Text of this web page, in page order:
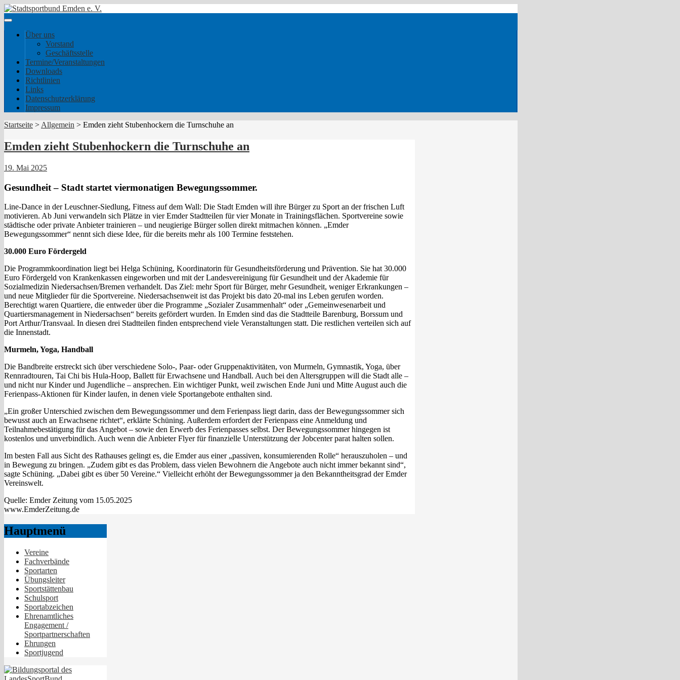
Über uns
Vorstand
Geschäftsstelle
Termine/Veranstaltungen
Downloads
Richtlinien
Links
Datenschutzerklärung
Impressum
Startseite > Allgemein > Emden zieht Stubenhockern die Turnschuhe an
Emden zieht Stubenhockern die Turnschuhe an
19. Mai 2025
Gesundheit – Stadt startet viermonatigen Bewegungssommer.
Line-Dance in der Leuschner-Siedlung, Fitness auf dem Wall: Die Stadt Emden will ihre Bürger zu Sport an der frischen Luft
motivieren. Ab Juni verwandeln sich Plätze in vier Emder Stadtteilen für vier Monate in Trainingsflächen. Sportvereine sowie
städtische oder private Anbieter trainieren – und neugierige Bürger sollen direkt mitmachen können. „Emder
Bewegungssommer“ nennt sich diese Idee, für die bereits mehr als 100 Termine feststehen.
30.000 Euro Fördergeld
Die Programmkoordination liegt bei Helga Schüning, Koordinatorin für Gesundheitsförderung und Prävention. Sie hat 30.000
Euro Fördergeld von Krankenkassen eingeworben und mit der Landesvereinigung für Gesundheit und der Akademie für
Sozialmedizin Niedersachsen/Bremen verhandelt. Das Ziel: mehr Sport für Bürger, mehr Gesundheit, weniger Erkrankungen –
und neue Mitglieder für die Sportvereine. Niedersachsenweit ist das Projekt bis dato 20-mal ins Leben gerufen worden.
Berechtigt waren Quartiere, die entweder über die Programme „Sozialer Zusammenhalt“ oder „Gemeinwesenarbeit und
Quartiersmanagement in Niedersachsen“ bereits gefördert wurden. In Emden sind das die Stadtteile Barenburg, Borssum und
Port Arthur/Transvaal. In diesen drei Stadtteilen finden entsprechend viele Veranstaltungen statt. Die restlichen verteilen sich auf
die Innenstadt.
Murmeln, Yoga, Handball
Die Bandbreite erstreckt sich über verschiedene Solo-, Paar- oder Gruppenaktivitäten, von Murmeln, Gymnastik, Yoga, über
Rennradtouren, Tai Chi bis Hula-Hoop, Ballett für Erwachsene und Handball. Auch bei den Altersgruppen will die Stadt alle –
und nicht nur Kinder und Jugendliche – ansprechen. Ein wichtiger Punkt, weil zwischen Ende Juni und Mitte August auch die
Ferienpass-Aktionen für Kinder laufen, in denen viele Sportangebote enthalten sind.
„Ein großer Unterschied zwischen dem Bewegungssommer und dem Ferienpass liegt darin, dass der Bewegungssommer sich
bewusst auch an Erwachsene richtet“, erklärte Schüning. Außerdem erfordert der Ferienpass eine Anmeldung und
Teilnahmebestätigung für das Angebot – sowie den Erwerb des Ferienpasses selbst. Der Bewegungssommer hingegen ist
kostenlos und unverbindlich. Auch wenn die Anbieter Flyer für finanzielle Unterstützung der Jobcenter parat halten sollen.
Im besten Fall aus Sicht des Rathauses gelingt es, die Emder aus einer „passiven, konsumierenden Rolle“ herauszuholen – und
in Bewegung zu bringen. „Zudem gibt es das Problem, dass vielen Bewohnern die Angebote auch nicht immer bekannt sind“,
sagte Schüning. „Dabei gibt es über 50 Vereine.“ Vielleicht erhöht der Bewegungssommer ja den Bekanntheitsgrad der Emder
Vereinswelt.
Quelle: Emder Zeitung vom 15.05.2025
www.EmderZeitung.de
Hauptmenü
Vereine
Fachverbände
Sportarten
Übungsleiter
Sportstättenbau
Schulsport
Sportabzeichen
Ehrenamtliches
Engagement /
Sportpartnerschaften
Ehrungen
Sportjugend